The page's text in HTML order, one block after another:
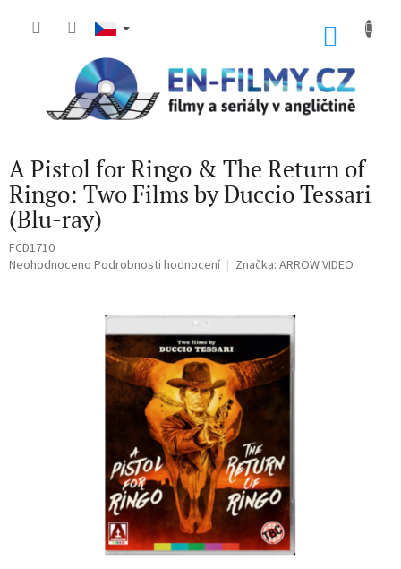
A Pistol for Ringo & The Return of
Ringo: Two Films by Duccio Tessari
(Blu-ray)
FCD1710
Průměrné
Neohodnoceno Podrobnosti hodnocení Značka: ARROW VIDEO